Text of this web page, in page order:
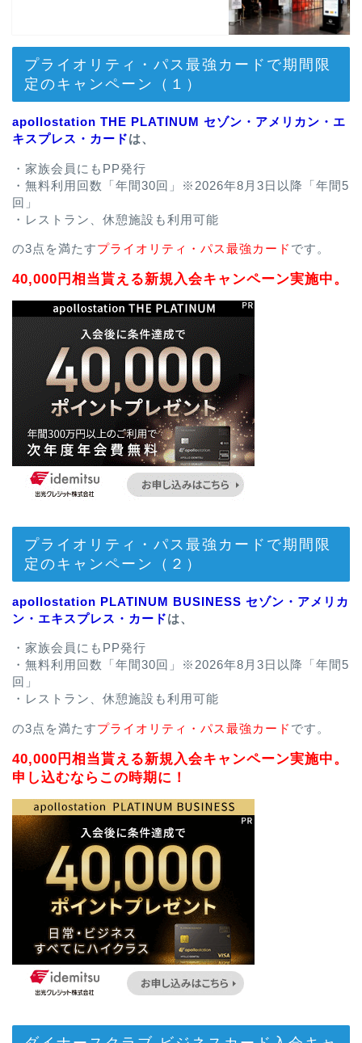
プライオリティ・パス最強カードで期間限
定のキャンペーン（１）
apollostation THE PLATINUM セゾン・アメリカン・エ
キスプレス・カードは、
・家族会員にもPP発行
・無料利用回数「年間30回」※2026年8月3日以降「年間5
回」
・レストラン、休憩施設も利用可能
の3点を満たすプライオリティ・パス最強カード です。
40,000円相当貰える新規入会キャンペーン実施中。
プライオリティ・パス最強カードで期間限
定のキャンペーン（２）
apollostation PLATINUM BUSINESS セゾン・アメリカ
ン・エキスプレス・カードは、
・家族会員にもPP発行
・無料利用回数「年間30回」※2026年8月3日以降「年間5
回」
・レストラン、休憩施設も利用可能
の3点を満たすプライオリティ・パス最強カード です。
40,000円相当貰える新規入会キャンペーン実施中。
申し込むならこの時期に！